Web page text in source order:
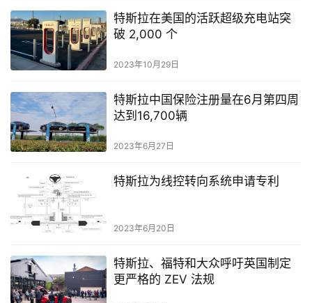
特斯拉在美国的活跃超级充电站突
破 2,000 个
2023年10月29日
特斯拉中国保险注册量在6月第四周
达到16,700辆
2023年6月27日
特斯拉为线控转向系统申请专利
2023年6月20日
特斯拉、福特和大众呼吁英国制定
更严格的 ZEV 法规